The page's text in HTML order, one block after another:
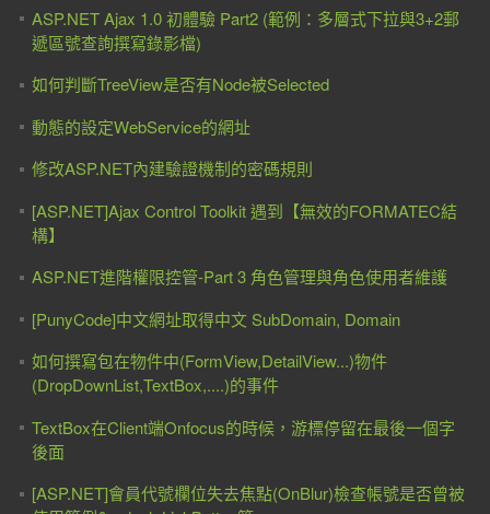
ASP.NET Ajax 1.0 初體驗 Part2 (範例：多層式下拉與3+2郵
遞區號查詢撰寫錄影檔)
如何判斷TreeView是否有Node被Selected
動態的設定WebService的網址
修改ASP.NET內建驗證機制的密碼規則
[ASP.NET]Ajax Control Toolkit 遇到【無效的FORMATEC結
構】
ASP.NET進階權限控管-Part 3 角色管理與角色使用者維護
[PunyCode]中文網址取得中文 SubDomain, Domain
如何撰寫包在物件中(FormView,DetailView...)物件
(DropDownList,TextBox,....)的事件
TextBox在Client端Onfocus的時候，游標停留在最後一個字
後面
[ASP.NET]會員代號欄位失去焦點(OnBlur)檢查帳號是否曾被